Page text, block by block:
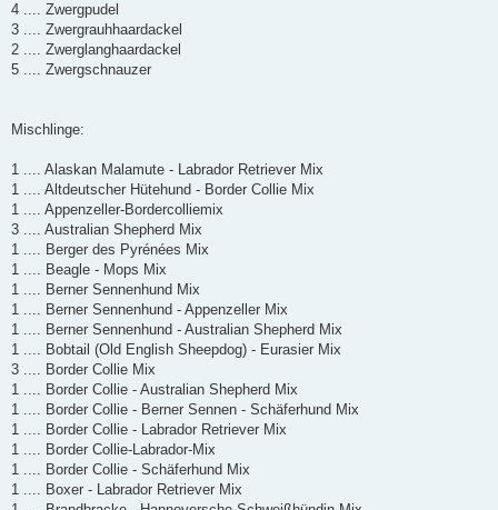
4 .... Zwergpudel
3 .... Zwergrauhhaardackel
2 .... Zwerglanghaardackel
5 .... Zwergschnauzer
Mischlinge:
1 .... Alaskan Malamute - Labrador Retriever Mix
1 .... Altdeutscher Hütehund - Border Collie Mix
1 .... Appenzeller-Bordercolliemix
3 .... Australian Shepherd Mix
1 .... Berger des Pyrénées Mix
1 .... Beagle - Mops Mix
1 .... Berner Sennenhund Mix
1 .... Berner Sennenhund - Appenzeller Mix
1 .... Berner Sennenhund - Australian Shepherd Mix
1 .... Bobtail (Old English Sheepdog) - Eurasier Mix
3 .... Border Collie Mix
1 .... Border Collie - Australian Shepherd Mix
1 .... Border Collie - Berner Sennen - Schäferhund Mix
1 .... Border Collie - Labrador Retriever Mix
1 .... Border Collie-Labrador-Mix
1 .... Border Collie - Schäferhund Mix
1 .... Boxer - Labrador Retriever Mix